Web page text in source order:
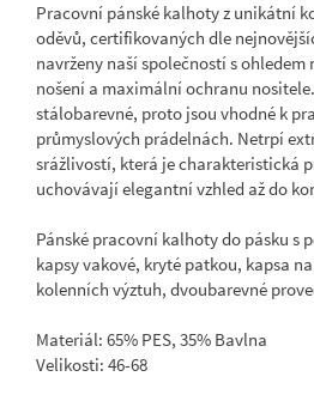
Pracovní pánské kalhoty z unikátní
oděvů, certifikovaných dle
navrženy naší společností s
nošení a maximální ochranu
stálobarevné, proto jsou vhodné k
průmyslových prádelnách. Netrpí
srážlivostí, která je charakteristická
uchovávají elegantní vzhled až do
Pánské pracovní kalhoty do pásku s
kapsy vakové, kryté patkou, kapsa
kolenních výztuh, dvoubarevné
Materiál: 65% PES, 35% Bavlna
Velikosti: 46-68